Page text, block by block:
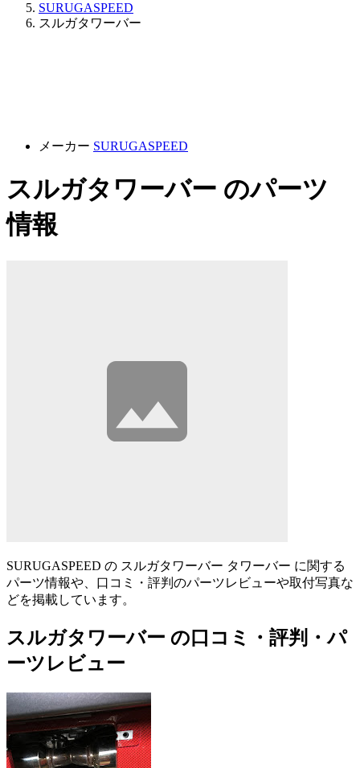
SURUGASPEED
スルガタワーバー
メーカー SURUGASPEED
スルガタワーバー のパーツ
情報
SURUGASPEED の スルガタワーバー タワーバー に関する
パーツ情報や、口コミ・評判のパーツレビューや取付写真な
どを掲載しています。
スルガタワーバー の口コミ・評判・パ
ーツレビュー